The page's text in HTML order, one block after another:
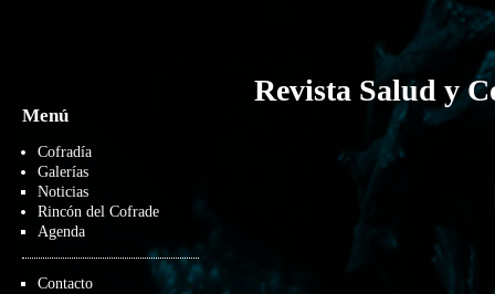
Revista Salud y
Menú
Cofradía
Galerías
Noticias
Rincón del Cofrade
Agenda
Contacto